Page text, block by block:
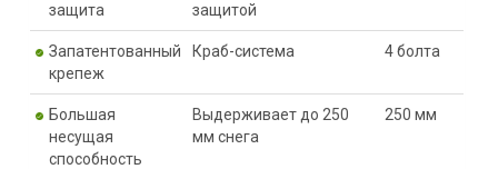
защита
защитой
Запатентованный
крепеж
Краб-система 4 болта
Большая
несущая
способность
Выдерживает до 250
мм снега
250 мм